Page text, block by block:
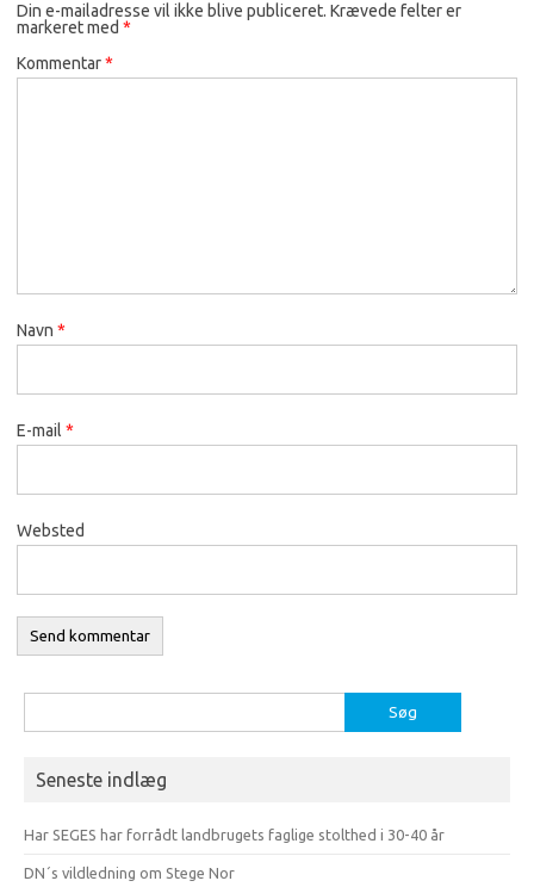
Din e-mailadresse vil ikke blive publiceret. Krævede felter er
markeret med *
Kommentar*
Navn *
E-mail *
Websted
efter:
Seneste indlæg
Har SEGES har forrådt landbrugets faglige stolthed i 30-40 år
DN´s vildledning om Stege Nor